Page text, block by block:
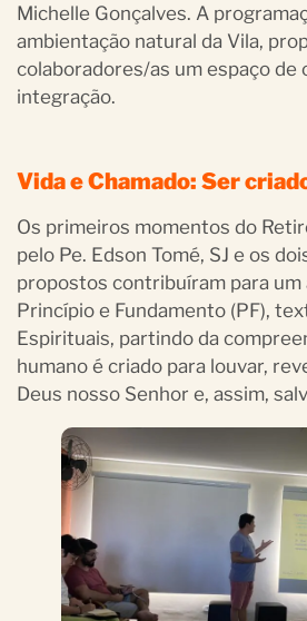
Michelle Gonçalves. A
ambientação natural da Vila,
colaboradores/as um espaço de
integração.
Vida e Chamado: Ser
Os primeiros momentos do
pelo Pe. Edson Tomé, SJ e os
propostos contribuíram para
Princípio e Fundamento (PF),
Espirituais, partindo da
humano é criado para louvar,
Deus nosso Senhor e, assim,